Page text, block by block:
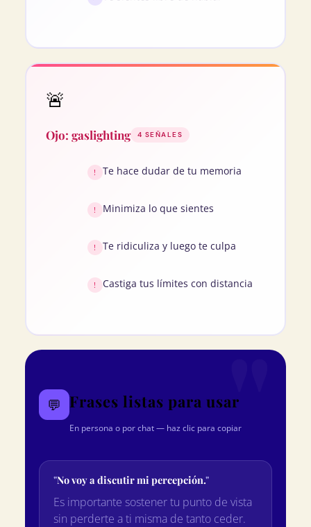
🚨
Ojo: gaslighting 4 SEÑALES
! Te hace dudar de tu memoria
! Minimiza lo que sientes
! Te ridiculiza y luego te culpa
! Castiga tus límites con distancia
💬 Frases listas para usar
En persona o por chat — haz clic para copiar
No voy a discutir mi percepción.
Es importante sostener tu punto de vista
sin perderte a ti misma de tanto ceder.